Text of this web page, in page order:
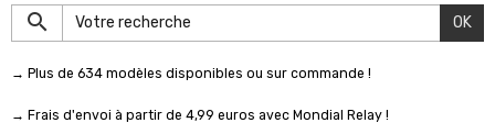
OK
→ Plus de 634 modèles disponibles ou sur commande !
→ Frais d'envoi à partir de 4,99 euros avec Mondial Relay !